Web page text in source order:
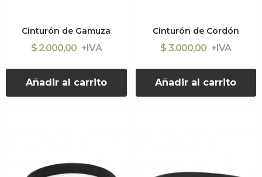
Cinturón de Gamuza
$ 2.000,00
Añadir al carrito
Cinturón de Cordón
$ 3.000,00
Añadir al carrito